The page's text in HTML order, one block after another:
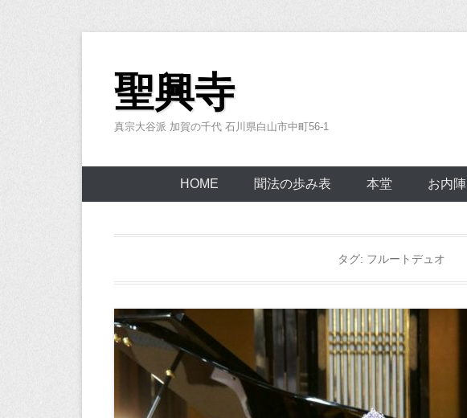
キ
聖興寺
真宗大谷派 加賀の千代 石川県白山市中町56-1
HOME 聞法の歩み表 本堂 お内陣
タグ: フルートデュオ